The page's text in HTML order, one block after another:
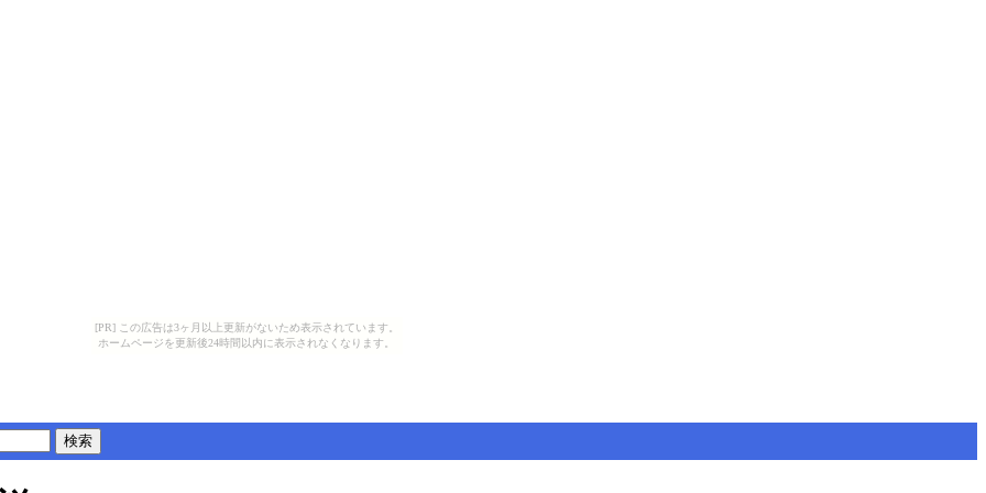
[PR] この広告は3ヶ月以上更新がないため表示されています。
ホームページを更新後24時間以内に表示されなくなります。